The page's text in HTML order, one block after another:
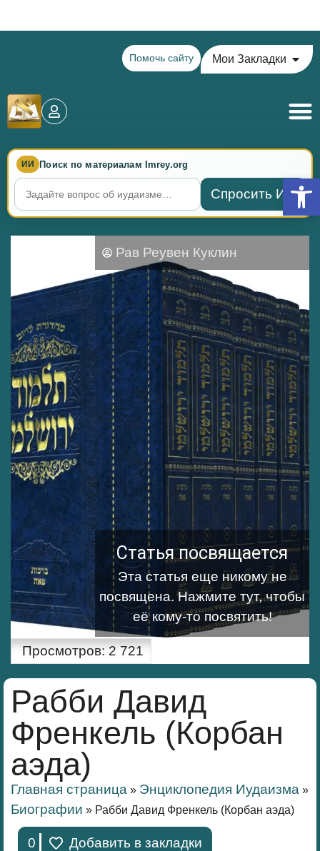
Помочь сайту Мои Закладки
ИИ Поиск по материалам Imrey.org
Спросить ИИ
Рав Реувен Куклин
Статья посвящается
Эта статья еще никому не
посвящена.Нажмите тут, чтобы
её кому-то посвятить!
Просмотров: 2 721
Рабби Давид
Френкель (Корбан
аэда)
Главная страница » Энциклопедия Иудаизма »
Биографии » Рабби Давид Френкель (Корбан аэда)
0 Добавить в закладки